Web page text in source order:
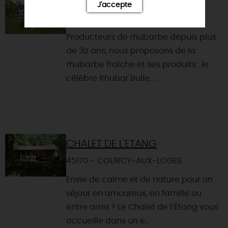
Producteurs de rhubarbe depuis plus
de 30 ans, nous proposons de la
rhubarbe fraîche et ses produits : le
célèbre Rhubar'Bulle, ...
CHALET DE L'ETANG
45170 - COURCY-AUX-LOGES
Envie de calme et de nature pour un
séjour en amoureux, en famille ou
entre amis ? Le Chalet de l’Étang vous
accueille dans un e...
J'accepte